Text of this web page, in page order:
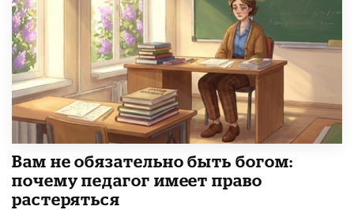
​Вам не обязательно быть богом:
почему педагог имеет право
растеряться